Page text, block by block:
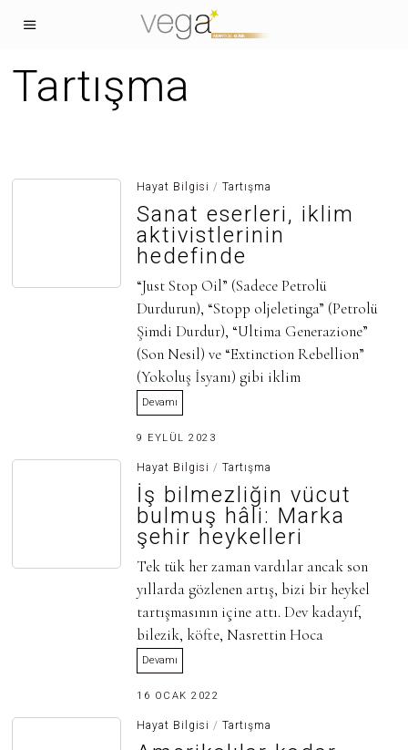
Tartışma
Hayat Bilgisi / Tartışma
Sanat eserleri, iklim
aktivistlerinin
hedefinde
“Just Stop Oil” (Sadece Petrolü
Durdurun), “Stopp oljeletinga” (Petrolü
Şimdi Durdur), “Ultima Generazione”
(Son Nesil) ve “Extinction Rebellion”
(Yokoluş İsyanı) gibi iklim
Devamı
9 EYLÜL 2023
H
Z
I
A
N
0
2
Hayat Bilgisi / Tartışma
İş bilmezliğin vücut
bulmuş hâli: Marka
şehir heykelleri
Tek tük her zaman vardılar ancak son
yıllarda gözlenen artış, bizi bir heykel
tartışmasının içine attı. Dev kadayıf,
bilezik, köfte, Nasrettin Hoca
Devamı
16 OCAK 2022
H
Hayat Bilgisi / Tartışma